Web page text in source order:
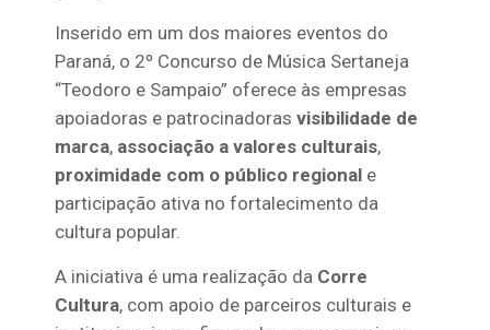
Inserido em um dos maiores eventos do
Paraná, o 2º Concurso de Música Sertaneja
“Teodoro e Sampaio” oferece às empresas
apoiadoras e patrocinadoras visibilidade de
marca, associação a valores culturais,
proximidade com o público regionale
participação ativa no fortalecimento da
cultura popular.
A iniciativa é uma realização da Corre
Cultura, com apoio de parceiros culturais e